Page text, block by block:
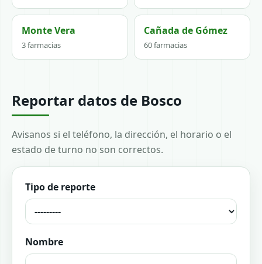
Monte Vera
3 farmacias
Cañada de Gómez
60 farmacias
Reportar datos de Bosco
Avisanos si el teléfono, la dirección, el horario o el
estado de turno no son correctos.
Tipo de reporte
Nombre